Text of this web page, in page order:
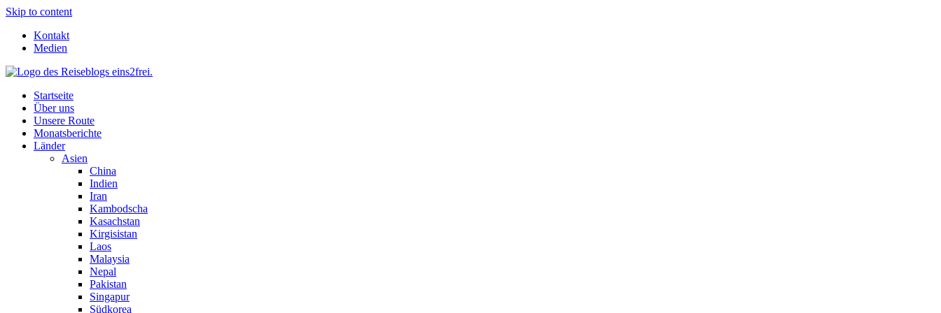
Skip to content
Kontakt
Medien
Startseite
Über uns
Unsere Route
Monatsberichte
Länder
Asien
China
Indien
Iran
Kambodscha
Kasachstan
Kirgisistan
Laos
Malaysia
Nepal
Pakistan
Singapur
Südkorea